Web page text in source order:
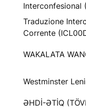
Interconfesional
Traduzione
Corrente
WAKALATA
Westminster
ƏHDİ-ƏTİQ